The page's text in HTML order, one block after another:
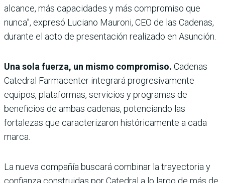
alcance, más capacidades y más compromiso que
nunca”, expresó Luciano Mauroni, CEO de las Cadenas,
durante el acto de presentación realizado en Asunción.
Una sola fuerza, un mismo compromiso. Cadenas
Catedral Farmacenter integrará progresivamente
equipos, plataformas, servicios y programas de
beneficios de ambas cadenas, potenciando las
fortalezas que caracterizaron históricamente a cada
marca.
La nueva compañía buscará combinar la trayectoria y